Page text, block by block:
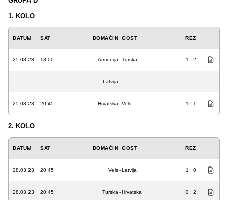
1. KOLO
DATUM SAT DOMAĆIN GOST REZ
25.03.23. 18:00 Armenija -Turska 1 : 2
Latvija - - : -
25.03.23. 20:45 Hrvatska -Vels 1 : 1
2. KOLO
DATUM SAT DOMAĆIN GOST REZ
28.03.23. 20:45 Vels-Latvija 1 : 0
28.03.23. 20:45 Turska -Hrvatska 0 : 2